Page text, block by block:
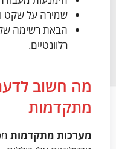
שמירה על שקט
הבאת רשימה של
רלוונטיים.
מה חשוב
מתקדמות
מערכות מתקדמות